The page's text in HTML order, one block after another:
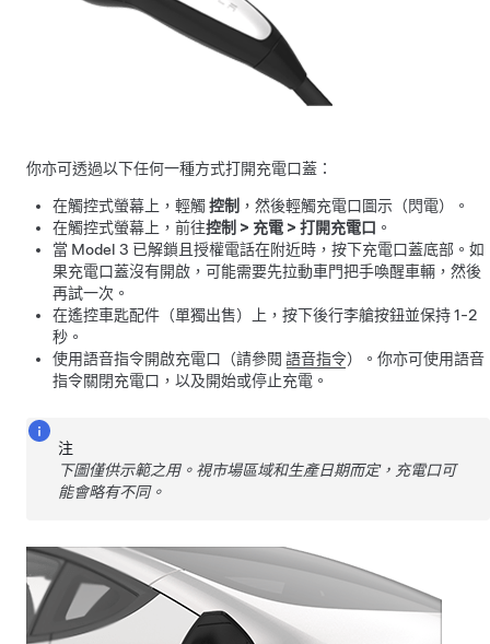
你亦可透過以下任何一種方式打開充電口蓋：
在觸控式螢幕上， 輕觸 控制 ，然後輕觸充電口圖示（閃電）。
在觸控式螢幕上，前往控制 > 充電 > 打開充電口 。
當 Model 3 已解鎖且授權電話在附近時，按下充電口蓋底部 。 如
果充電口蓋沒有開啟，可能需要先拉動車門把手喚醒車輛，然後
再試一次。
在遙控車匙配件（單獨出售）上 ，按下後行李艙按鈕並保持 1-2
秒。
使用語音指令開啟充電口（請參閱 語音指令）。你亦可使用語音
指令關閉充電口，以及開始或停止充電。
注
下圖僅供示範之用。視市場區域和生產日期而定，充電口可
能會略有不同。